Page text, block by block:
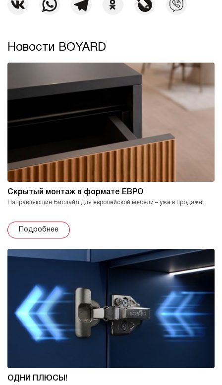
Новости BOYARD
Скрытый монтаж в формате ЕВРО
Направляющие Бислайд для европейской мебели – уже в продаже!
Подробнее
ОДНИ ПЛЮСЫ!